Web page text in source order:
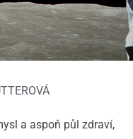
a aspoň půl zdraví,